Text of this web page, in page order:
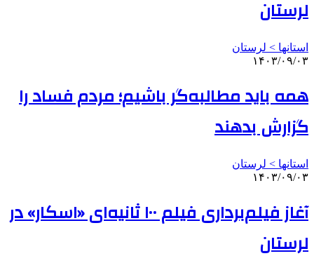
لرستان
استانها > لرستان
۱۴۰۳/۰۹/۰۳
همه باید مطالبه‌گر باشیم؛ مردم فساد را
گزارش بدهند
استانها > لرستان
۱۴۰۳/۰۹/۰۳
آغاز فیلم‌برداری فیلم ۱۰۰ ثانیه‌ای «اسکار» در
لرستان